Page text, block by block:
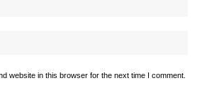
website in this browser for the next time I comment.